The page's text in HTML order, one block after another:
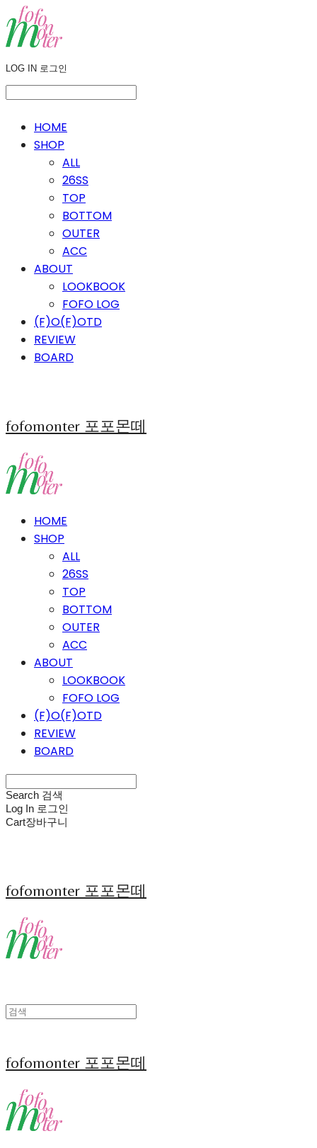
LOG IN 로그인
HOME
SHOP
ALL
26SS
TOP
BOTTOM
OUTER
ACC
ABOUT
LOOKBOOK
FOFO LOG
(F)O(F)OTD
REVIEW
BOARD
fofomonter 포포몬떼
HOME
SHOP
ALL
26SS
TOP
BOTTOM
OUTER
ACC
ABOUT
LOOKBOOK
FOFO LOG
(F)O(F)OTD
REVIEW
BOARD
Search 검색
Log In 로그인
Cart장바구니
fofomonter 포포몬떼
fofomonter 포포몬떼